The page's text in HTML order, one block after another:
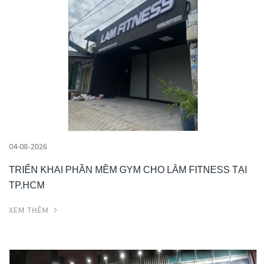
04-08-2026
TRIỂN KHAI PHẦN MỀM GYM CHO LÂM FITNESS TẠI
TP.HCM
XEM THÊM